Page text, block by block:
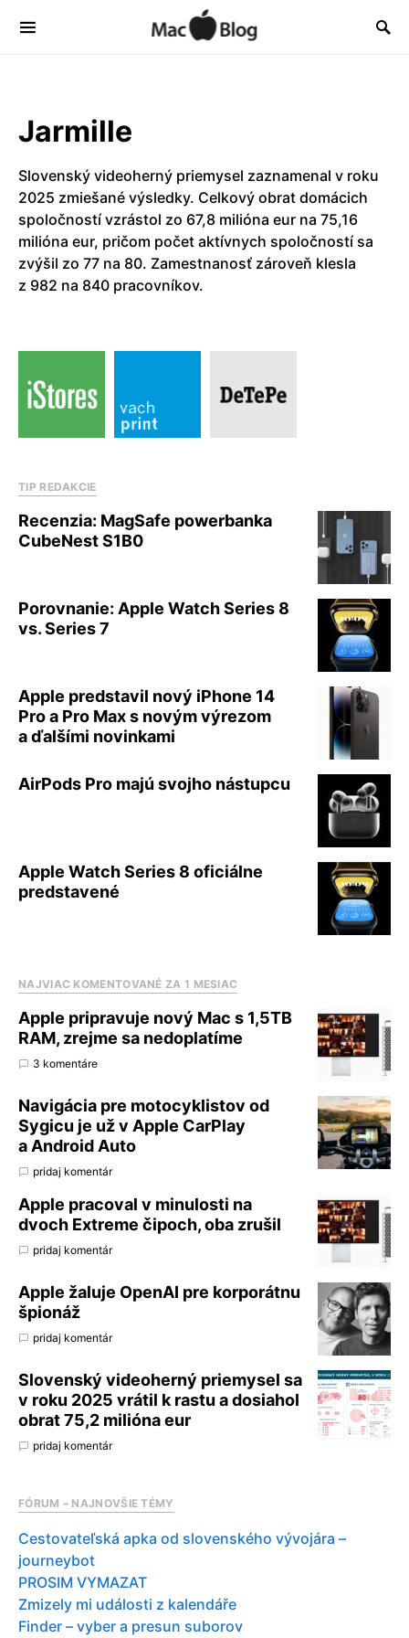
Jarmille
Slovenský videoherný priemysel zaznamenal v roku
2025 zmiešané výsledky. Celkový obrat domácich
spoločností vzrástol zo 67,8 milióna eur na 75,16
milióna eur, pričom počet aktívnych spoločností sa
zvýšil zo 77 na 80. Zamestnanosť zároveň klesla
z 982 na 840 pracovníkov.
TIP REDAKCIE
Recenzia: MagSafe powerbanka
CubeNest S1B0
Porovnanie: Apple Watch Series 8
vs. Series 7
Apple predstavil nový iPhone 14
Pro a Pro Max s novým výrezom
a ďalšími novinkami
AirPods Pro majú svojho nástupcu
Apple Watch Series 8 oficiálne
predstavené
NAJVIAC KOMENTOVANÉ ZA 1 MESIAC
Apple pripravuje nový Mac s 1,5TB
RAM, zrejme sa nedoplatíme
3 komentáre
Navigácia pre motocyklistov od
Sygicu je už v Apple CarPlay
a Android Auto
pridaj komentár
Apple pracoval v minulosti na
dvoch Extreme čipoch, oba zrušil
pridaj komentár
Apple žaluje OpenAI pre korporátnu
špionáž
pridaj komentár
Slovenský videoherný priemysel sa
v roku 2025 vrátil k rastu a dosiahol
obrat 75,2 milióna eur
pridaj komentár
FÓRUM – NAJNOVŠIE TÉMY
Cestovateľská apka od slovenského vývojára –
journeybot
PROSIM VYMAZAT
Zmizely mi události z kalendáře
Finder – vyber a presun suborov